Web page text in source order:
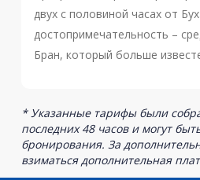
двух с половиной часах от
достопримечательность –
Бран, который больше
* Указанные тарифы были
последних 48 часов и могут
бронирования. За
взиматься дополнительная